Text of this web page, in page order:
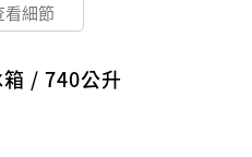
看細節
/ 740公升